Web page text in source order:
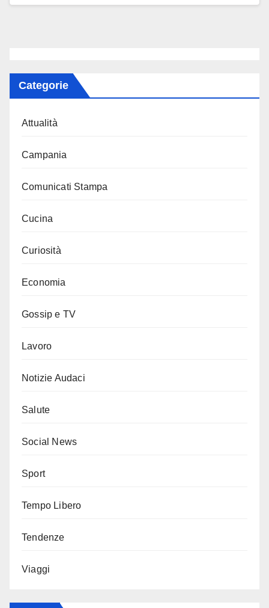
Categorie
Attualità
Campania
Comunicati Stampa
Cucina
Curiosità
Economia
Gossip e TV
Lavoro
Notizie Audaci
Salute
Social News
Sport
Tempo Libero
Tendenze
Viaggi